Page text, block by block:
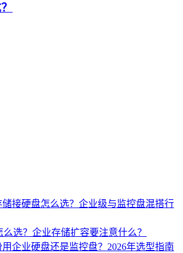
储接硬盘怎么选？企业级与监控盘混搭行
选？企业存储扩容要注意什么？
企业硬盘还是监控盘？2026年选型指南